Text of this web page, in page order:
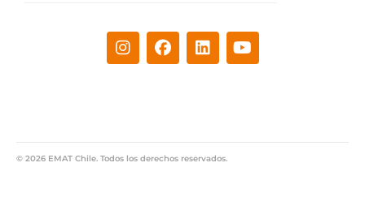
© 2026 EMAT Chile. Todos los derechos reservados.